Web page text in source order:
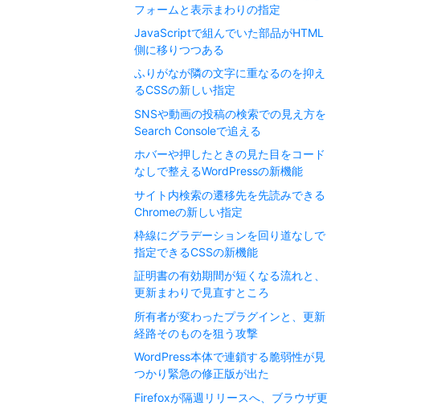
フォームと表示まわりの指定
JavaScriptで組んでいた部品がHTML
側に移りつつある
ふりがなが隣の文字に重なるのを抑え
るCSSの新しい指定
SNSや動画の投稿の検索での見え方を
Search Consoleで追える
ホバーや押したときの見た目をコード
なしで整えるWordPressの新機能
サイト内検索の遷移先を先読みできる
Chromeの新しい指定
枠線にグラデーションを回り道なしで
指定できるCSSの新機能
証明書の有効期間が短くなる流れと、
更新まわりで見直すところ
所有者が変わったプラグインと、更新
経路そのものを狙う攻撃
WordPress本体で連鎖する脆弱性が見
つかり緊急の修正版が出た
Firefoxが隔週リリースへ、ブラウザ更